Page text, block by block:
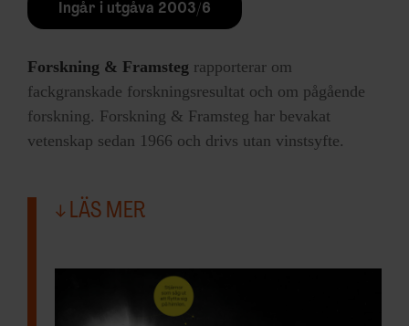
Ingår i utgåva 2003/6
Forskning & Framsteg rapporterar om
fackgranskade forskningsresultat och om pågående
forskning. Forskning & Framsteg har bevakat
vetenskap sedan 1966 och drivs utan vinstsyfte.
LÄS MER